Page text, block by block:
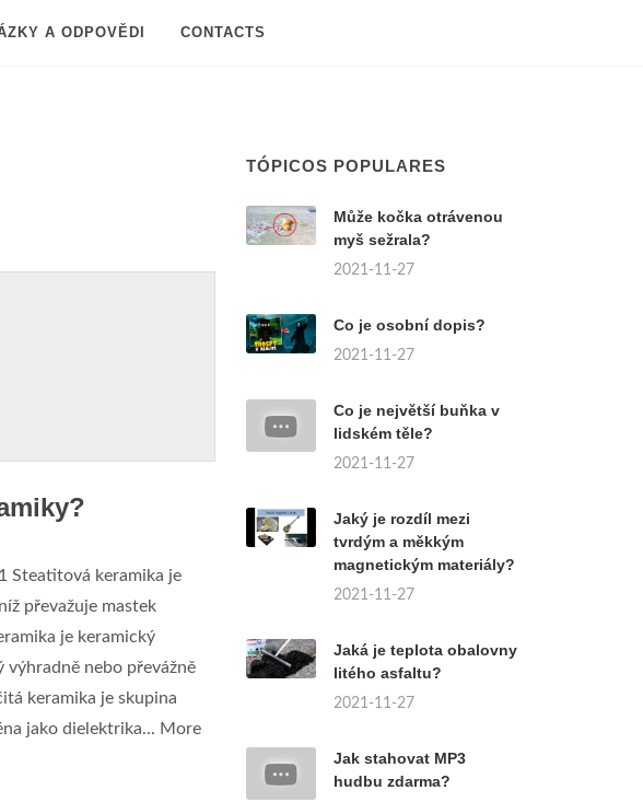
A ODPOVĚDI CONTACTS
Steatitová keramika je
převažuje mastek
je keramický
nebo převážně
keramika je skupina
jako dielektrika... More
TÓPICOS POPULARES
Může kočka otrávenou
myš sežrala?
2021-11-27
Co je osobní dopis?
2021-11-27
Co je největší buňka v
lidském těle?
2021-11-27
Jaký je rozdíl mezi
tvrdým a měkkým
magnetickým materiály?
2021-11-27
Jaká je teplota obalovny
litého asfaltu?
2021-11-27
Jak stahovat MP3
hudbu zdarma?